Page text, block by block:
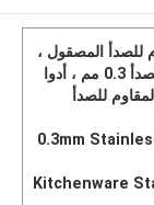
للصدأ المصقول ،
صفائح الفولاذ المقاوم للصدأ 0.3 مم ، أدوا
للصدأ
0.3mm
Kitchenware